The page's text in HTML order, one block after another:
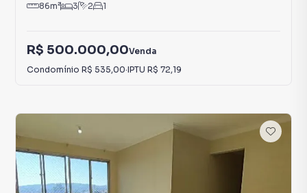
86m² 3 2 1
R$ 500.000,00Venda
Condomínio R$ 535,00·IPTU R$ 72,19